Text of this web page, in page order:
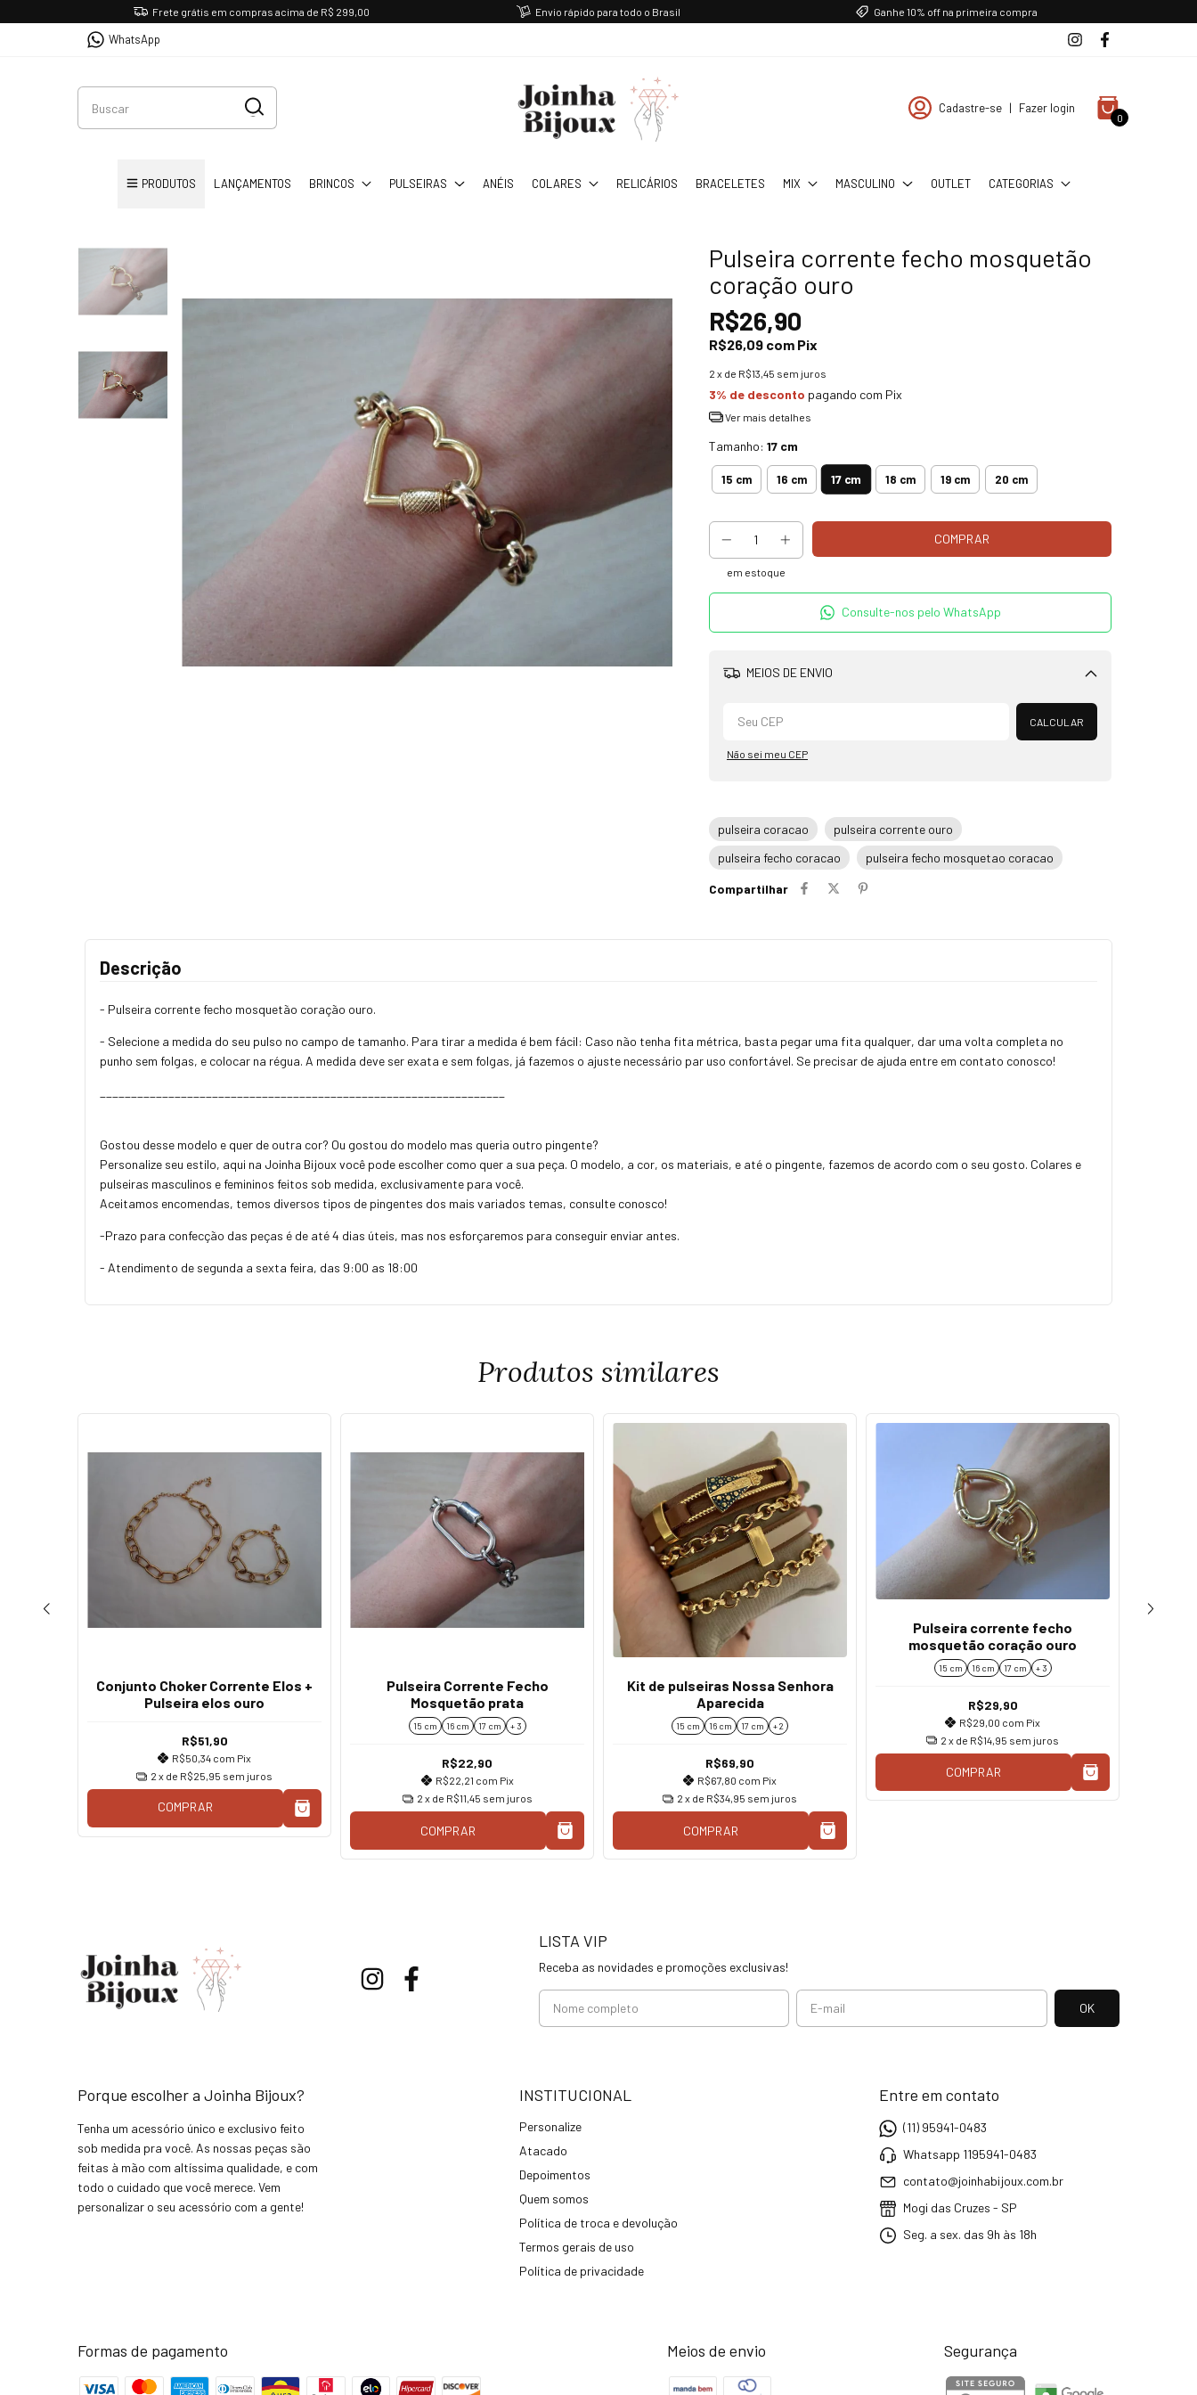
Frete grátis em compras acima de R$ 299,00 Envio rápido para todo o Brasil Ganhe 10% off na primeira compra
WhatsApp
Cadastre-se | Fazer login
0
PRODUTOS LANÇAMENTOS BRINCOS PULSEIRAS ANÉIS COLARES RELICÁRIOS BRACELETES MIX MASCULINO OUTLET CATEGORIAS
Pulseira corrente fecho mosquetão
coração ouro
R$26,90
R$26,09 com Pix
2 x de R$13,45 sem juros
3% de desconto pagando com Pix
Ver mais detalhes
Tamanho: 17 cm
15 cm 16 cm 17 cm 18 cm 19 cm 20 cm
em estoque
Consulte-nos pelo WhatsApp
MEIOS DE ENVIO
Alterar CEP
CALCULAR
Não sei meu CEP
pulseira coracao
pulseira corrente ouro
pulseira fecho coracao
pulseira fecho mosquetao coracao
Compartilhar
Descrição
- Pulseira corrente fecho mosquetão coração ouro.
- Selecione a medida do seu pulso no campo de tamanho. Para tirar a medida é bem fácil: Caso não tenha fita métrica, basta pegar uma fita qualquer, dar uma volta completa no
punho sem folgas, e colocar na régua. A medida deve ser exata e sem folgas, já fazemos o ajuste necessário par uso confortável. Se precisar de ajuda entre em contato conosco!
Gostou desse modelo e quer de outra cor? Ou gostou do modelo mas queria outro pingente?
Personalize seu estilo, aqui na Joinha Bijoux você pode escolher como quer a sua peça. O modelo, a cor, os materiais, e até o pingente, fazemos de acordo com o seu gosto. Colares e
pulseiras masculinos e femininos feitos sob medida, exclusivamente para você.
Aceitamos encomendas, temos diversos tipos de pingentes dos mais variados temas, consulte conosco!
-Prazo para confecção das peças é de até 4 dias úteis, mas nos esforçaremos para conseguir enviar antes.
- Atendimento de segunda a sexta feira, das 9:00 as 18:00
Produtos similares
Conjunto Choker Corrente Elos +
Pulseira elos ouro
R$51,90
R$50,34 com Pix
2 x de R$25,95 sem juros
COMPRAR
Pulseira Corrente Fecho
Mosquetão prata
15 cm 16 cm 17 cm + 3
R$22,90
R$22,21 com Pix
2 x de R$11,45 sem juros
COMPRAR
Kit de pulseiras Nossa Senhora
Aparecida
15 cm 16 cm 17 cm + 2
R$69,90
R$67,80 com Pix
2 x de R$34,95 sem juros
COMPRAR
Pulseira corrente fecho
mosquetão coração ouro
15 cm 16 cm 17 cm + 3
R$29,90
R$29,00 com Pix
2 x de R$14,95 sem juros
COMPRAR
LISTA VIP
Receba as novidades e promoções exclusivas!
Porque escolher a Joinha Bijoux?
Tenha um acessório único e exclusivo feito
sob medida pra você. As nossas peças são
feitas à mão com altíssima qualidade, e com
todo o cuidado que você merece. Vem
personalizar o seu acessório com a gente!
INSTITUCIONAL
Personalize
Atacado
Depoimentos
Quem somos
Política de troca e devolução
Termos gerais de uso
Política de privacidade
Entre em contato
(11) 95941-0483
Whatsapp 1195941-0483
contato@joinhabijoux.com.br
Mogi das Cruzes - SP
Seg. a sex. das 9h às 18h
Formas de pagamento Meios de envio Segurança